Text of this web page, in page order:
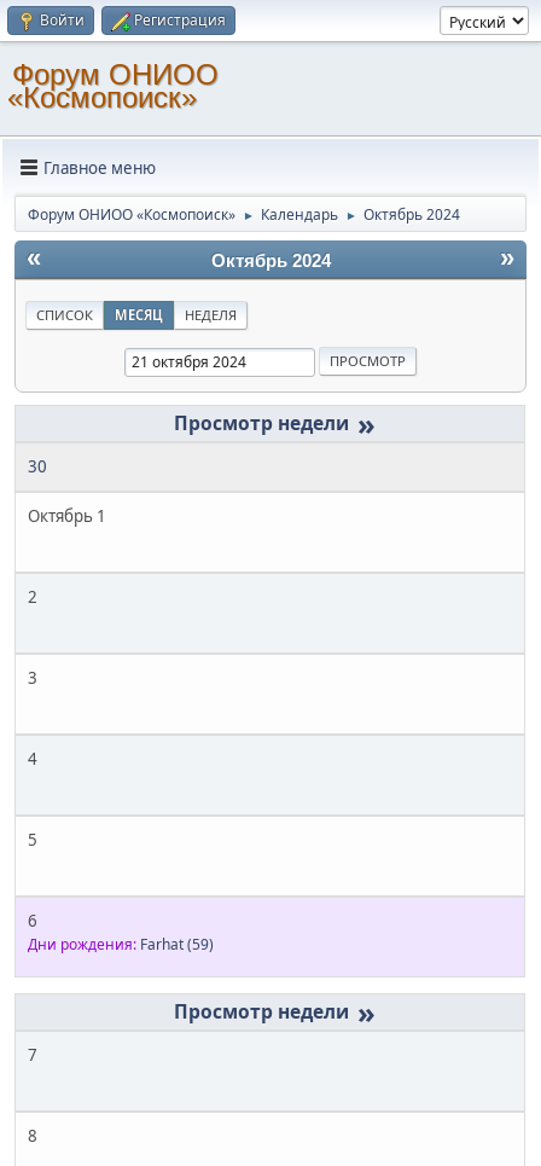
Войти Регистрация
Форум ОНИОО
«Космопоиск»
Главное меню
Форум ОНИОО «Космопоиск» ► Календарь ► Октябрь 2024
« »
Октябрь 2024
СПИСОК МЕСЯЦ НЕДЕЛЯ
»
30
Октябрь 1
2
3
4
5
6
Дни рождения: Farhat(59)
»
7
8